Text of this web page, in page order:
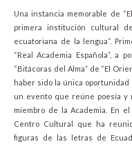
Una instancia memorable de
primera institución cultural
ecuatoriana de la lengua”.
“Real Academia Española”, a
“Bitácoras del Alma” de “El
haber sido la única
un evento que reúne poesía
miembro de la Academia. En
Centro Cultural que ha
figuras de las letras de